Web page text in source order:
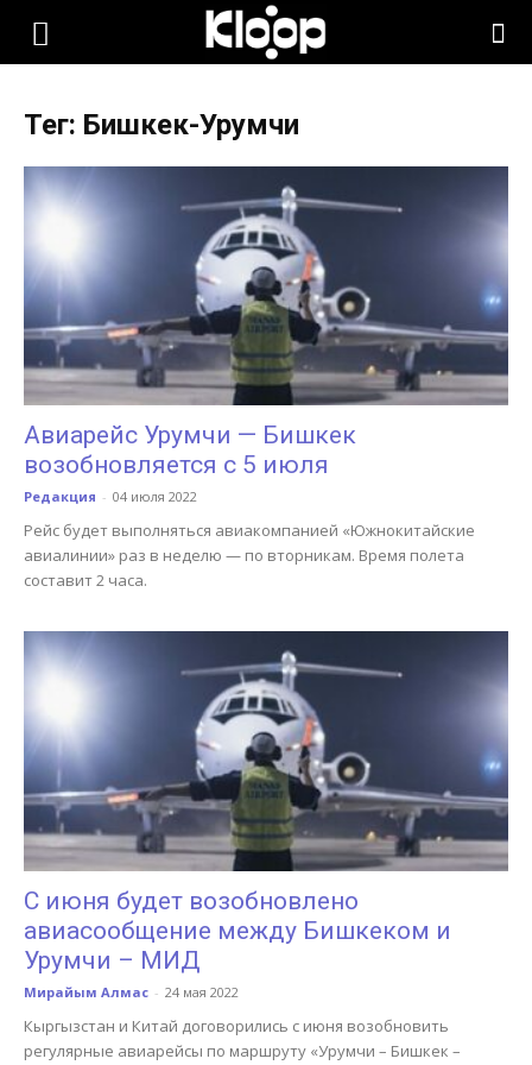
KLOOP.KG
Кыргызстана
Тег: Бишкек-Урумчи
Авиарейс Урумчи — Бишкек
возобновляется с 5 июля
Редакция - 04 июля 2022
Рейс будет выполняться авиакомпанией «Южнокитайские
авиалинии» раз в неделю — по вторникам. Время полета
составит 2 часа.
С июня будет возобновлено
авиасообщение между Бишкеком и
Урумчи – МИД
Мирайым Алмас - 24 мая 2022
Кыргызстан и Китай договорились с июня возобновить
регулярные авиарейсы по маршруту «Урумчи – Бишкек –